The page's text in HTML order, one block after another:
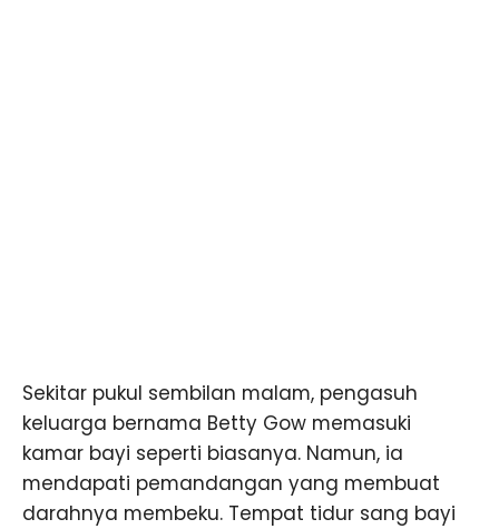
Sekitar pukul sembilan malam, pengasuh
keluarga bernama Betty Gow memasuki
kamar bayi seperti biasanya. Namun, ia
mendapati pemandangan yang membuat
darahnya membeku. Tempat tidur sang bayi